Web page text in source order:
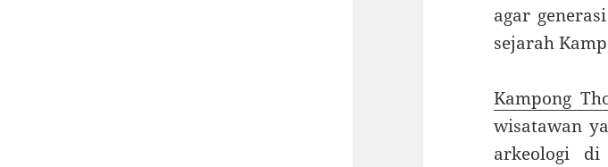
agar
sejarah
Kampong
wisatawan
arkeologi